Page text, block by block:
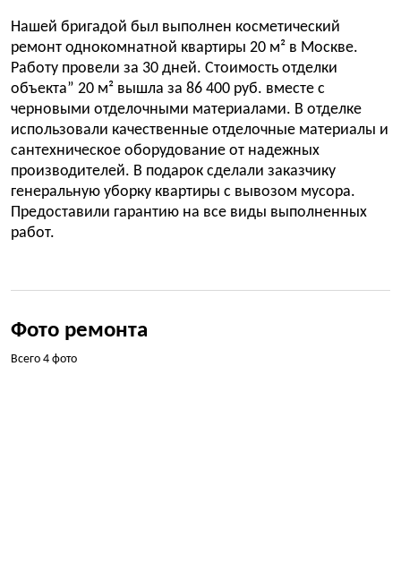
Нашей бригадой был выполнен косметический
ремонт однокомнатной квартиры 20 м² в Москве.
Работу провели за 30 дней. Стоимость отделки
объекта” 20 м² вышла за 86 400 руб. вместе с
черновыми отделочными материалами. В отделке
использовали качественные отделочные материалы и
сантехническое оборудование от надежных
производителей. В подарок сделали заказчику
генеральную уборку квартиры с вывозом мусора.
Предоставили гарантию на все виды выполненных
работ.
Фото ремонта
Всего 4 фото